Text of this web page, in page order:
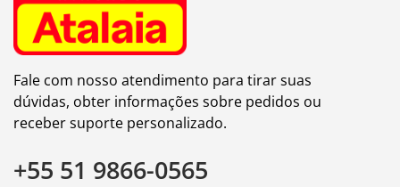
Fale com nosso atendimento para tirar suas
dúvidas, obter informações sobre pedidos ou
receber suporte personalizado.
+55 51 9866-0565